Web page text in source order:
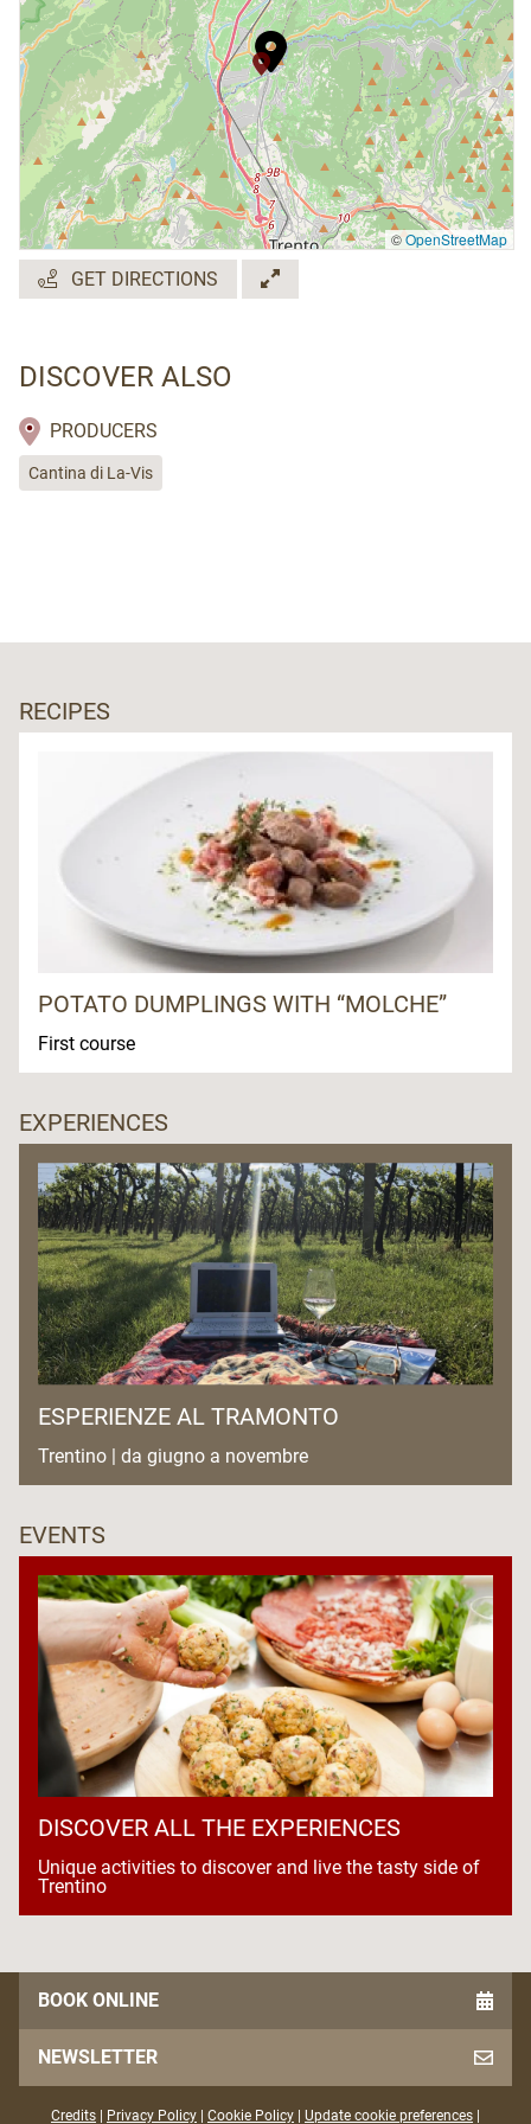
©OpenStreetMap
GET DIRECTIONS
DISCOVER ALSO
PRODUCERS
Cantina di La-Vis
RECIPES
POTATO DUMPLINGS WITH “MOLCHE”
First course
EXPERIENCES
ESPERIENZE AL TRAMONTO
Trentino | da giugno a novembre
EVENTS
DISCOVER ALL THE EXPERIENCES
Unique activities to discover and live the tasty side of
Trentino
BOOK ONLINE
NEWSLETTER
Credits Privacy Policy Cookie Policy Update cookie preferences